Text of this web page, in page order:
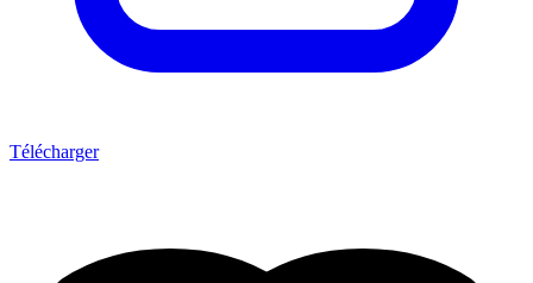
Télécharger